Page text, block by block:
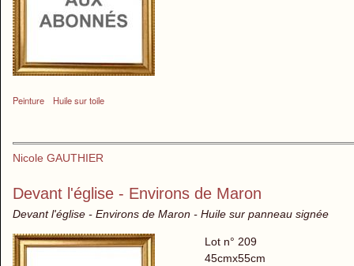
Peinture Huile sur toile
Nicole GAUTHIER
Devant l'église - Environs de Maron
Devant l'église - Environs de Maron - Huile sur panneau signée
Lot n° 209
45cmx55cm